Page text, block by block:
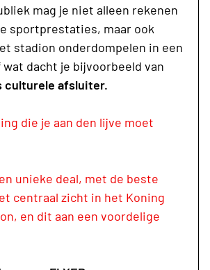
mag je niet alleen rekenen
sportprestaties, maar ook
stadion onderdompelen in een
wat dacht je bijvoorbeeld van
culturele afsluiter.
die je aan den lijve moet
unieke deal, met de beste
centraal zicht in het Koning
en dit aan een voordelige